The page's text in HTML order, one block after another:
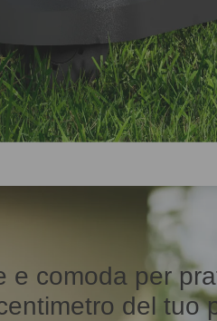
e comoda per
del tuo